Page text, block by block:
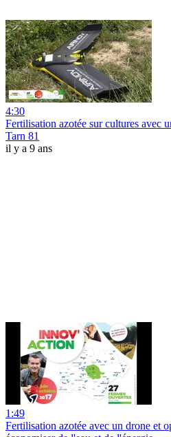
4:30
Fertilisation azotée sur cultures avec
Tarn 81
il y a 9 ans
1:49
Fertilisation azotée avec un drone et